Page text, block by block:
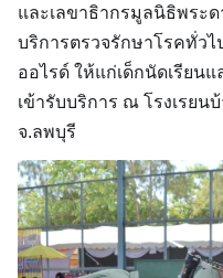
และเลขาธิากรมูลนิธิพระ
บริการตรวจรักษาโรคทั่ว
ออไรด์ ให้แก่เด็กนัดเรียน
เข้ารับบริการ ณ โรงเรย
จ.ลพบุรี